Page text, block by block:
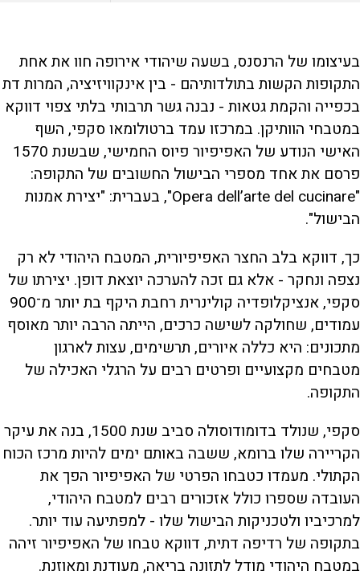
בעיצומו של הרנסנס, בשעה שיהודי אירופה חוו את אחת
התקופות הקשות בתולדותיהם - בין אינקוויזיציה, המרות דת
בכפייה והקמת גטאות - נבנה גשר תרבותי בלתי צפוי דווקא
במטבחי הוותיקן. במרכזו עמד ברטולומאו סקפי, השף
האישי הנודע של האפיפיור פיוס החמישי, שבשנת 1570
פרסם את אחד מספרי הבישול החשובים של התקופה:
"Opera dell’arte del cucinare", בעברית: "יצירת אמנות
הבישול".
כך, דווקא בלב החצר האפיפיורית, המטבח היהודי לא רק
נצפה ונחקר - אלא גם זכה להערכה יוצאת דופן. יצירתו של
סקפי, אנציקלופדיה קולינרית רחבת היקף בת יותר מ־900
עמודים, שחולקה לשישה כרכים, הייתה הרבה יותר מאוסף
מתכונים: היא כללה איורים, תרשימים, עצות לארגון
מטבחים מקצועיים ופרטים רבים על הרגלי האכילה של
התקופה.
סקפי, שנולד בדומודוסולה סביב שנת 1500, בנה את עיקר
הקריירה שלו ברומא, ששבה באותם ימים להיות מרכז הכוח
הקתולי. מעמדו כטבחו הפרטי של האפיפיור הפך את
העובדה שספרו כולל אזכורים רבים למטבח היהודי,
למרכיביו ולטכניקות הבישול שלו - למפתיעה עוד יותר.
בתקופה של רדיפה דתית, דווקא טבחו של האפיפיור זיהה
במטבח היהודי מודל לתזונה בריאה, מעודנת ומאוזנת.